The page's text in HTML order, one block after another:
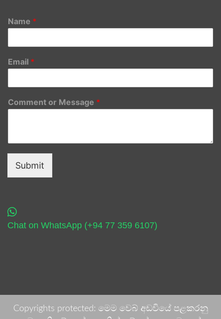
Name *
Email *
Comment or Message *
Submit
Chat on WhatsApp (+94 77 359 6107)
Copyrights protected: මෙම වෙබ් අඩවියේ පළකරනු